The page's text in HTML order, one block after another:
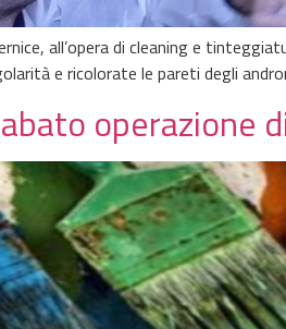
all’opera di cleaning e
e ricolorate le pareti degli
operazione